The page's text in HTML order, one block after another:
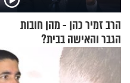
הרב זמיר כהן - מהן חובות
הגבר והאישה בבית?